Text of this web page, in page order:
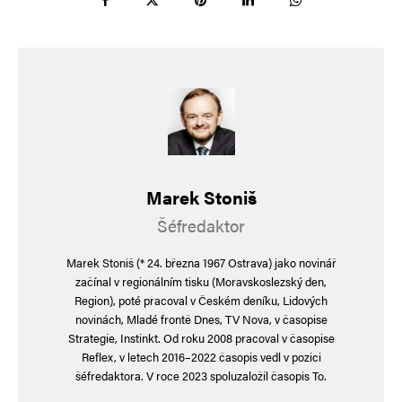
psychopati, tento řád tunelují podle svých
pravidel. svobodný mládenec si obstará dítě.
žena odnosí bud svoje anebo cizí vajíčka, bez
předmět manipulace, obchodu a byznysu
s lidmi. jestliže toto stát dovolil, jde o degeneraci
ovládli psychopati a gauneři. my mu ted
budeme platit mateřskou a oni se nadále budou
sodomit mezi sebou. kam tohle povede, již
víme….fialový hnus… navíc bude dítě posedlé od
těchto lidí, na což psychosomatika bude
Marek Stoniš
Šéfredaktor
Marek Stoniš (* 24. března 1967 Ostrava) jako novinář
začínal v regionálním tisku (Moravskoslezský den,
Region), poté pracoval v Českém deníku, Lidových
novinách, Mladé frontě Dnes, TV Nova, v časopise
Strategie, Instinkt. Od roku 2008 pracoval v časopise
Reflex, v letech 2016–2022 časopis vedl v pozici
šéfredaktora. V roce 2023 spoluzaložil časopis To.